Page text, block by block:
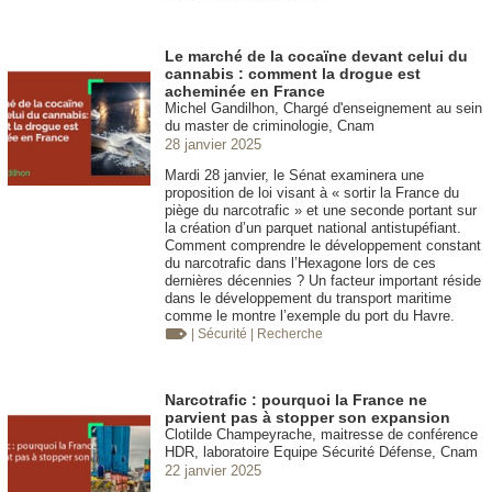
Le marché de la cocaïne devant celui du
cannabis : comment la drogue est
acheminée en France
Michel Gandilhon, Chargé d'enseignement au sein
du master de criminologie, Cnam
28 janvier 2025
Mardi 28 janvier, le Sénat examinera une
proposition de loi visant à « sortir la France du
piège du narcotrafic » et une seconde portant sur
la création d’un parquet national antistupéfiant.
Comment comprendre le développement constant
du narcotrafic dans l’Hexagone lors de ces
dernières décennies ? Un facteur important réside
dans le développement du transport maritime
comme le montre l’exemple du port du Havre.
| Sécurité | Recherche
Narcotrafic : pourquoi la France ne
parvient pas à stopper son expansion
Clotilde Champeyrache, maitresse de conférence
HDR, laboratoire Equipe Sécurité Défense, Cnam
22 janvier 2025